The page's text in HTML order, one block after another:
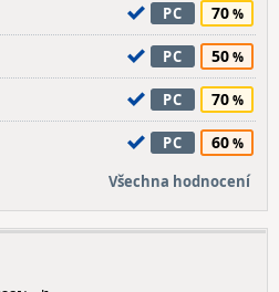
PC 70
PC 50
PC 70
PC 60
Všechna hodnocení